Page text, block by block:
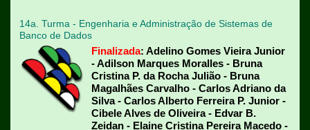
14a. Turma - Engenharia e Administração de Sistemas de
Banco de Dados
Finalizada: Adelino Gomes Vieira Junior
- Adilson Marques Moralles - Bruna
Cristina P. da Rocha Julião - Bruna
Magalhães Carvalho - Carlos Adriano da
Silva - Carlos Alberto Ferreira P. Junior -
Cibele Alves de Oliveira - Edvar B.
Zeidan - Elaine Cristina Pereira Macedo -